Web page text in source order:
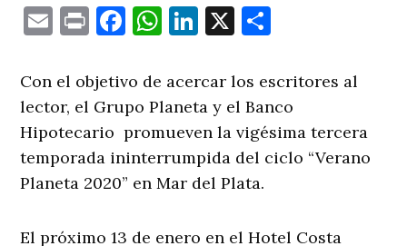
EmailPrintFacebook
WhatsApp
LinkedIn
X
Con el objetivo de acercar los escritores al
lector, el Grupo Planeta y el Banco
Hipotecario promueven la vigésima tercera
temporada ininterrumpida del ciclo “Verano
Planeta 2020” en Mar del Plata.
El próximo 13 de enero en el Hotel Costa